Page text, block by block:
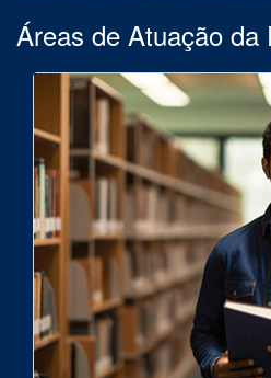
Áreas de Atuação da